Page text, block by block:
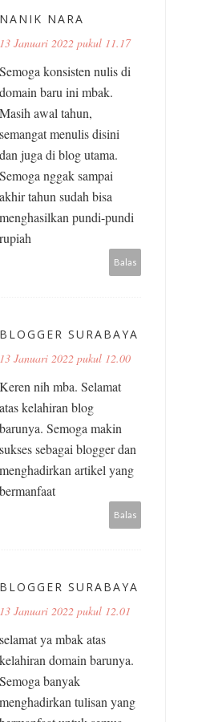
NANIK NARA
13 Januari 2022 pukul 11.17
Semoga konsisten nulis di
domain baru ini mbak.
Masih awal tahun,
semangat menulis disini
dan juga di blog utama.
Semoga nggak sampai
akhir tahun sudah bisa
menghasilkan pundi-pundi
rupiah
Balas
BLOGGER SURABAYA
13 Januari 2022 pukul 12.00
Keren nih mba. Selamat
atas kelahiran blog
barunya. Semoga makin
sukses sebagai blogger dan
menghadirkan artikel yang
bermanfaat
Balas
BLOGGER SURABAYA
13 Januari 2022 pukul 12.01
selamat ya mbak atas
kelahiran domain barunya.
Semoga banyak
menghadirkan tulisan yang